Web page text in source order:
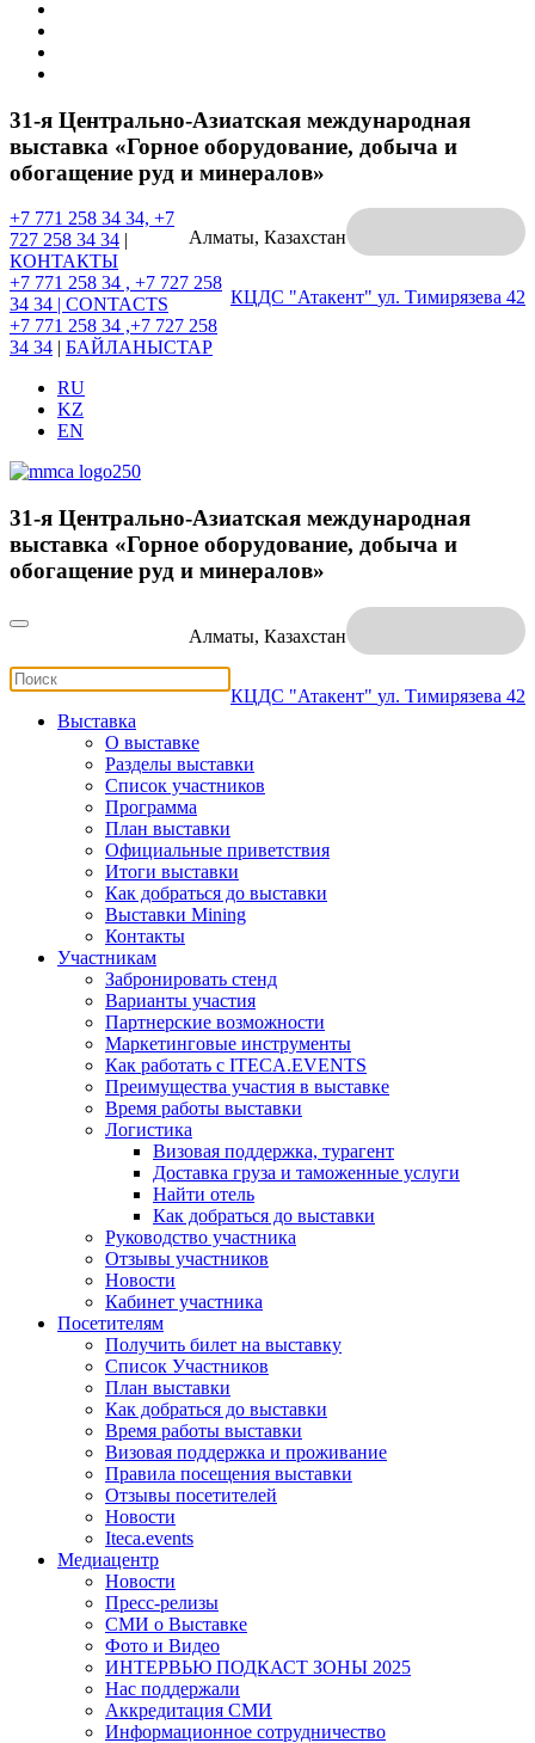
31-я Центрально-Азиатская международная
выставка «Горное оборудование, добыча и
обогащение руд и минералов»
Алматы, Казахстан
КЦДС "Атакент" ул. Тимирязева 42
+7 771 258 34 34, +7
727 258 34 34 |
КОНТАКТЫ
+7 771 258 34 , +7 727 258
34 34 | CONTACTS
+7 771 258 34 ,+7 727 258
34 34 | БАЙЛАНЫСТАР
RU
KZ
EN
31-я Центрально-Азиатская международная
выставка «Горное оборудование, добыча и
обогащение руд и минералов»
Алматы, Казахстан
КЦДС "Атакент" ул. Тимирязева 42
Выставка
О выставке
Разделы выставки
Список участников
Программа
План выставки
Официальные приветствия
Итоги выставки
Как добраться до выставки
Выставки Mining
Контакты
Участникам
Забронировать стенд
Варианты участия
Партнерские возможности
Маркетинговые инструменты
Как работать с ITECA.EVENTS
Преимущества участия в выставке
Время работы выставки
Логистика
Визовая поддержка, турагент
Доставка груза и таможенные услуги
Найти отель
Как добраться до выставки
Руководство участника
Отзывы участников
Новости
Кабинет участника
Посетителям
Получить билет на выставку
Список Участников
План выставки
Как добраться до выставки
Время работы выставки
Визовая поддержка и проживание
Правила посещения выставки
Отзывы посетителей
Новости
Iteca.events
Медиацентр
Новости
Пресс-релизы
СМИ о Выставке
Фото и Видео
ИНТЕРВЬЮ ПОДКАСТ ЗОНЫ 2025
Нас поддержали
Аккредитация СМИ
Информационное сотрудничество